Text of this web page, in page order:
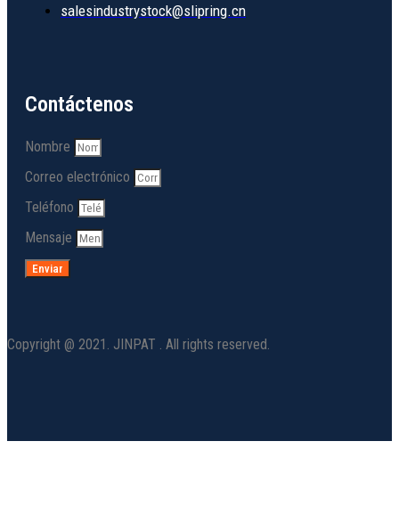
salesindustrystock@slipring.cn
Contáctenos
Nombre
Correo electrónico
Teléfono
Mensaje
Enviar
Copyright @ 2021. JINPAT . All rights reserved.